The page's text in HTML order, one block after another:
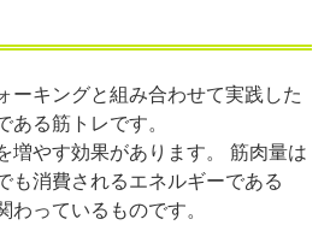
ーキングと組み合わせて実践した
る筋トレです。
増やす効果があります。 筋肉量は
も消費されるエネルギーである
わっているものです。